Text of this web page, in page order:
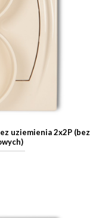
uziemienia 2x2P (bez